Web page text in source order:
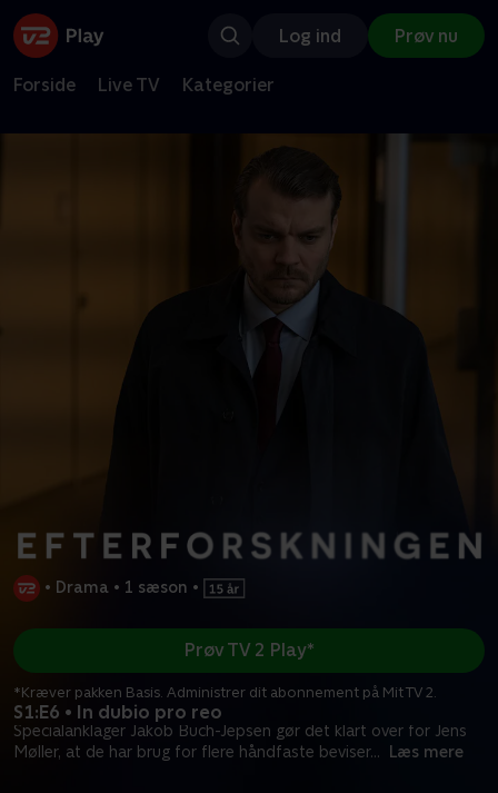
Log ind Prøv nu
Forside Live TV Kategorier
• Drama • 1 sæson •
S1:E6 • In dubio pro reo
Specialanklager Jakob Buch-Jepsen gør det klart over for Jens
Møller, at de har brug for flere håndfaste beviser... Læs mere
Prøv TV 2 Play*
*Kræver pakken Basis. Administrer dit abonnement på Mit TV 2.